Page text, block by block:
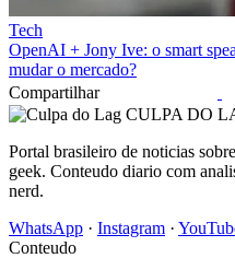
Tech
OpenAI + Jony Ive: o smart
mudar o mercado?
Compartilhar
CULPA DO
Portal brasileiro de noticias
geek. Conteudo diario com
nerd.
WhatsApp · Instagram ·
Conteudo